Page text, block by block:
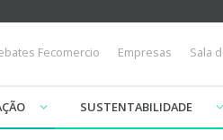
Fecomercio Empresas Sala
SUSTENTABILIDADE